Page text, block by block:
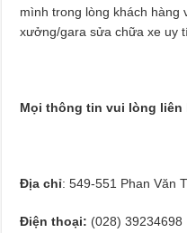
mình trong lòng khách hàng
xưởng/gara sửa chữa xe uy
Mọi thông tin vui lòng liên
Địa chỉ: 549-551 Phan Văn
Điện thoại: (028) 39234698